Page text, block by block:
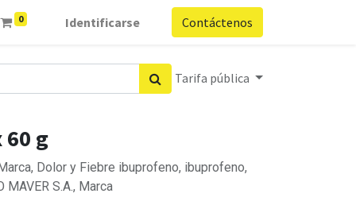
0 Identificarse Contáctenos
Tarifa pública
60 g
Dolor y Fiebre ibuprofeno, ibuprofeno,
MAVER S.A., Marca